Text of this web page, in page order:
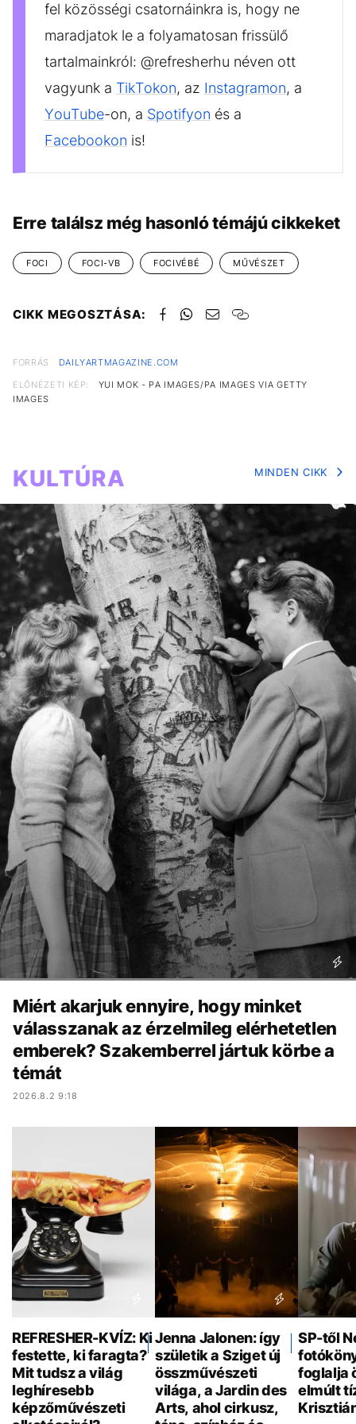
fel közösségi csatornáinkra is, hogy ne
maradjatok le a folyamatosan frissülő
tartalmainkról: @refresherhu néven ott
vagyunk a TikTokon, az Instagramon, a
YouTube-on, a Spotifyon és a
Facebookon is!
Erre találsz még hasonló témájú cikkeket
FOCI FOCI-VB FOCIVÉBÉ MŰVÉSZET
CIKK MEGOSZTÁSA:
FORRÁS
DAILYARTMAGAZINE.COM
ELŐNÉZETI KÉP:
YUI MOK - PA IMAGES/PA IMAGES VIA GETTY
IMAGES
KULTÚRA MINDEN CIKK
Miért akarjuk ennyire, hogy minket
válasszanak az érzelmileg elérhetetlen
emberek? Szakemberrel jártuk körbe a
témát
2026.8.2 9:18
REFRESHER-KVÍZ: Ki
festette, ki faragta?
Mit tudsz a világ
leghíresebb
képzőművészeti
Jenna Jalonen: így
születik a Sziget új
összművészeti
világa, a Jardin des
Arts, ahol cirkusz,
SP-től
foglalja
elmúlt